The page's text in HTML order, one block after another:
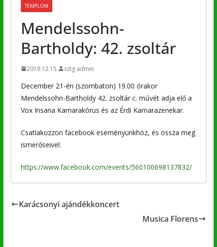
TEMPLOM
Mendelssohn-
Bartholdy: 42. zsoltár
2019.12.15. sztg admin
December 21-én (szombaton) 19.00 órakor
Mendelssohn-Bartholdy 42. zsoltár c. művét adja elő a
Vox Insana Kamarakórus és az Érdi Kamarazenekar.
Csatlakozzon facebook eseményünkhöz, és ossza meg
ismerőseivel:
https://www.facebook.com/events/560100698137832/
Karácsonyi ajándékkoncert
Musica Florens